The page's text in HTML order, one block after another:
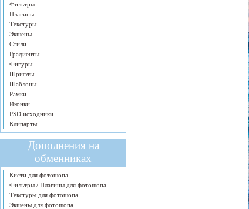
Фильтры
Плагины
Текстуры
Экшены
Стили
Градиенты
Фигуры
Шрифты
Шаблоны
Рамки
Иконки
PSD исходники
Клипарты
Дополнения на
обменниках
Кисти для фотошопа
Фильтры / Плагины для фотошопа
Текстуры для фотошопа
Экшены для фотошопа